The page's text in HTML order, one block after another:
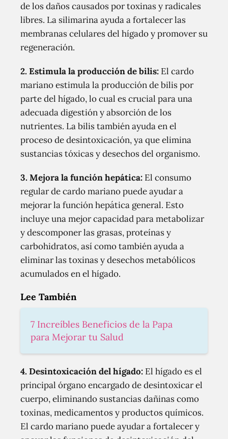
de los daños causados ​​por toxinas y radicales
libres. La silimarina ayuda a fortalecer las
membranas celulares del hígado y promover su
regeneración.
2. Estimula la producción de bilis: El cardo
mariano estimula la producción de bilis por
parte del hígado, lo cual es crucial para una
adecuada digestión y absorción de los
nutrientes. La bilis también ayuda en el
proceso de desintoxicación, ya que elimina
sustancias tóxicas y desechos del organismo.
3. Mejora la función hepática: El consumo
regular de cardo mariano puede ayudar a
mejorar la función hepática general. Esto
incluye una mejor capacidad para metabolizar
y descomponer las grasas, proteínas y
carbohidratos, así como también ayuda a
eliminar las toxinas y desechos metabólicos
acumulados en el hígado.
Lee También
7 Increíbles Beneficios de la Papa
para Mejorar tu Salud
4. Desintoxicación del hígado: El hígado es el
principal órgano encargado de desintoxicar el
cuerpo, eliminando sustancias dañinas como
toxinas, medicamentos y productos químicos.
El cardo mariano puede ayudar a fortalecer y